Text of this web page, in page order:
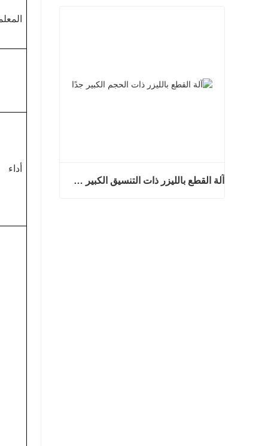
أداء
آلة القطع بالليزر ذات التنسيق الكبير جدًا رخيصة الثمن